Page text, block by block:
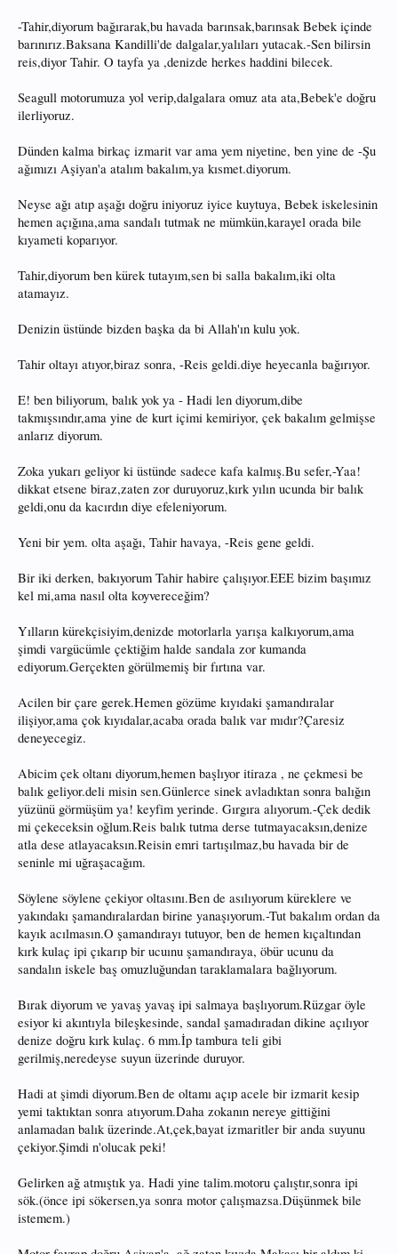
-Tahir,diyorum bağırarak,bu havada barınsak,barınsak Bebek içinde
barınırız.Baksana Kandilli'de dalgalar,yalıları yutacak.-Sen bilirsin
reis,diyor Tahir. O tayfa ya ,denizde herkes haddini bilecek.
Seagull motorumuza yol verip,dalgalara omuz ata ata,Bebek'e doğru
ilerliyoruz.
Dünden kalma birkaç izmarit var ama yem niyetine, ben yine de -Şu
ağımızı Aşiyan'a atalım bakalım,ya kısmet.diyorum.
Neyse ağı atıp aşağı doğru iniyoruz iyice kuytuya, Bebek iskelesinin
hemen açığına,ama sandalı tutmak ne mümkün,karayel orada bile
kıyameti koparıyor.
Tahir,diyorum ben kürek tutayım,sen bi salla bakalım,iki olta
atamayız.
Denizin üstünde bizden başka da bi Allah'ın kulu yok.
Tahir oltayı atıyor,biraz sonra, -Reis geldi.diye heyecanla bağırıyor.
E! ben biliyorum, balık yok ya - Hadi len diyorum,dibe
takmışsındır,ama yine de kurt içimi kemiriyor, çek bakalım gelmişse
anlarız diyorum.
Zoka yukarı geliyor ki üstünde sadece kafa kalmış.Bu sefer,-Yaa!
dikkat etsene biraz,zaten zor duruyoruz,kırk yılın ucunda bir balık
geldi,onu da kacırdın diye efeleniyorum.
Yeni bir yem. olta aşağı, Tahir havaya, -Reis gene geldi.
Bir iki derken, bakıyorum Tahir habire çalışıyor.EEE bizim başımız
kel mi,ama nasıl olta koyvereceğim?
Yılların kürekçisiyim,denizde motorlarla yarışa kalkıyorum,ama
şimdi vargücümle çektiğim halde sandala zor kumanda
ediyorum.Gerçekten görülmemiş bir fırtına var.
Acilen bir çare gerek.Hemen gözüme kıyıdaki şamandıralar
ilişiyor,ama çok kıyıdalar,acaba orada balık var mıdır?Çaresiz
deneyecegiz.
Abicim çek oltanı diyorum,hemen başlıyor itiraza , ne çekmesi be
balık geliyor.deli misin sen.Günlerce sinek avladıktan sonra balığın
yüzünü görmüşüm ya! keyfim yerinde. Gırgıra alıyorum.-Çek dedik
mi çekeceksin oğlum.Reis balık tutma derse tutmayacaksın,denize
atla dese atlayacaksın.Reisin emri tartışılmaz,bu havada bir de
seninle mi uğraşacağım.
Söylene söylene çekiyor oltasını.Ben de asılıyorum küreklere ve
yakındakı şamandıralardan birine yanaşıyorum.-Tut bakalım ordan da
kayık acılmasın.O şamandırayı tutuyor, ben de hemen kıçaltından
kırk kulaç ipi çıkarıp bir ucuınu şamandıraya, öbür ucunu da
sandalın iskele baş omuzluğundan taraklamalara bağlıyorum.
Bırak diyorum ve yavaş yavaş ipi salmaya başlıyorum.Rüzgar öyle
esiyor ki akıntıyla bileşkesinde, sandal şamadıradan dikine açılıyor
denize doğru kırk kulaç. 6 mm.İp tambura teli gibi
gerilmiş,neredeyse suyun üzerinde duruyor.
Hadi at şimdi diyorum.Ben de oltamı açıp acele bir izmarit kesip
yemi taktıktan sonra atıyorum.Daha zokanın nereye gittiğini
anlamadan balık üzerinde.At,çek,bayat izmaritler bir anda suyunu
çekiyor.Şimdi n'olucak peki!
Gelirken ağ atmıştık ya. Hadi yine talim.motoru çalıştır,sonra ipi
sök.(önce ipi sökersen,ya sonra motor çalışmazsa.Düşünmek bile
istemem.)